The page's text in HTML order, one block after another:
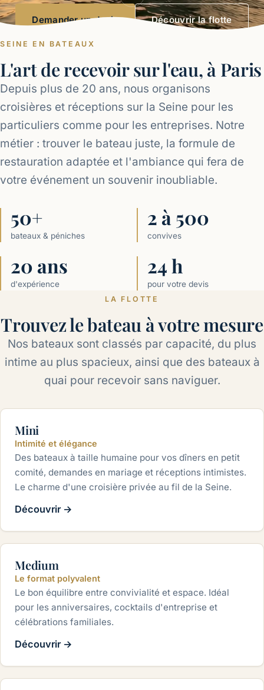
Demander un devis Découvrir la flotte
SEINE EN BATEAUX
L'art de recevoir sur l'eau, à Paris
Depuis plus de 20 ans, nous organisons
croisières et réceptions sur la Seine pour les
particuliers comme pour les entreprises. Notre
métier : trouver le bateau juste, la formule de
restauration adaptée et l'ambiance qui fera de
votre événement un souvenir inoubliable.
50+
bateaux & péniches
2 à 500
convives
20 ans
d'expérience
24 h
pour votre devis
LA FLOTTE
Trouvez le bateau à votre mesure
Nos bateaux sont classés par capacité, du plus
intime au plus spacieux, ainsi que des bateaux à
quai pour recevoir sans naviguer.
Mini
Intimité et élégance
Des bateaux à taille humaine pour vos dîners en petit
comité, demandes en mariage et réceptions intimistes.
Le charme d'une croisière privée au fil de la Seine.
Découvrir →
Medium
Le format polyvalent
Le bon équilibre entre convivialité et espace. Idéal
pour les anniversaires, cocktails d'entreprise et
célébrations familiales.
Découvrir →